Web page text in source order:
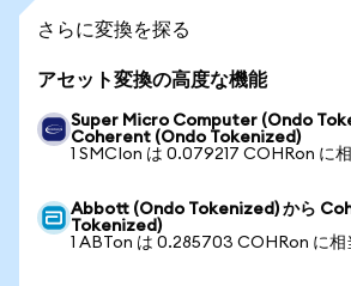
さらに変換を探る
アセット変換の高度な機能
Super Micro Computer (Ondo
Coherent (Ondo Tokenized)
1 SMCIon は 0.079217 COHRon に
Abbott (Ondo Tokenized) から
Tokenized)
1 ABTon は 0.285703 COHRon に相